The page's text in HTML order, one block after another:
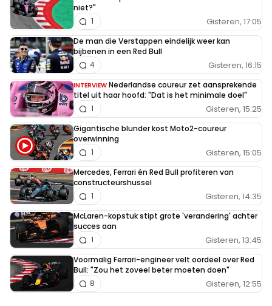
niet?"
Gisteren, 17:05
1
De man die Verstappen eindelijk weer kan
bijbenen in een Red Bull
Gisteren, 16:15
4
INTERVIEW Nederlandse coureur zet aansprekende
titel uit haar hoofd: "Dat is het minimale doel"
Gisteren, 15:25
1
Gigantische blunder kost Moto2-coureur
overwinning
Gisteren, 15:05
1
Mercedes, Ferrari én Red Bull profiteren van
constructeurshussel
Gisteren, 14:35
1
McLaren-kopstuk stipt grote 'verandering' achter
succes aan
Gisteren, 13:45
1
Voormalig Ferrari-engineer velt oordeel over Red
Bull: "Zou het zoveel beter moeten doen"
Gisteren, 12:55
8